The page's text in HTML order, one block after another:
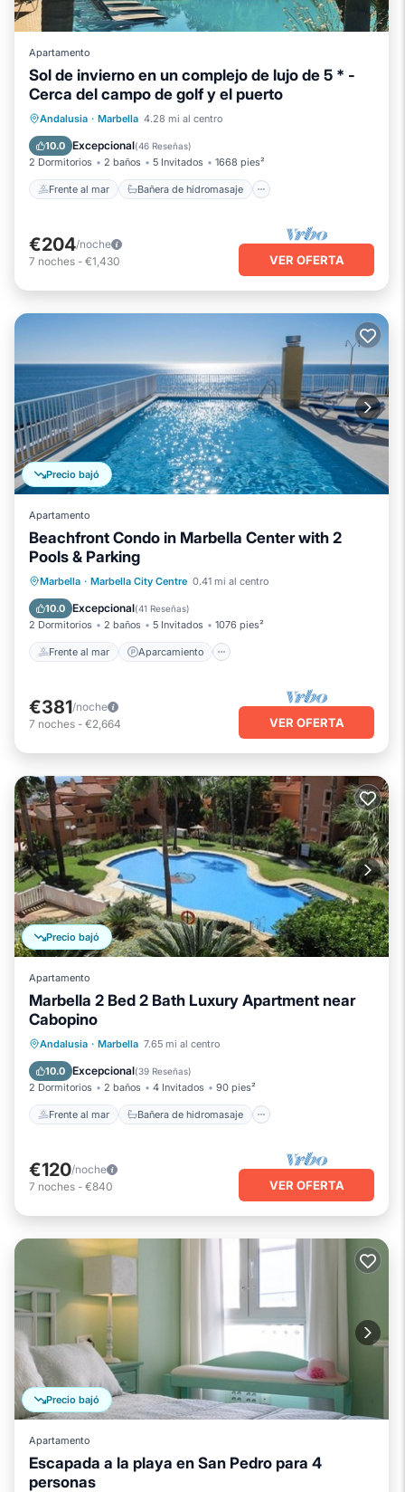
Apartamento
Sol de invierno en un complejo de lujo de 5 * -
Cerca del campo de golf y el puerto
Andalusia · Marbella 4.28 mi al centro
10.0 Excepcional(46 Reseñas)
2 Dormitorios 2 baños 5 Invitados 1668 pies²
Frente al mar Bañera de hidromasaje
Frente al mar
Bañera de hidromasaje
Aparcamiento
€204/noche
7 noches - €1,430 VER OFERTA
Precio bajó
Apartamento
Beachfront Condo in Marbella Center with 2
Pools & Parking
Marbella · Marbella City Centre 0.41 mi al centro
10.0 Excepcional(41 Reseñas)
2 Dormitorios 2 baños 5 Invitados 1076 pies²
Frente al mar Aparcamiento
Frente al mar Aparcamiento
Vista al mar
€381/noche
7 noches - €2,664 VER OFERTA
Precio bajó
Apartamento
Marbella 2 Bed 2 Bath Luxury Apartment near
Cabopino
Andalusia · Marbella 7.65 mi al centro
10.0 Excepcional(39 Reseñas)
2 Dormitorios 2 baños 4 Invitados 90 pies²
Frente al mar Bañera de hidromasaje
Frente al mar
Bañera de hidromasaje
Aparcamiento
€120/noche
7 noches - €840 VER OFERTA
Precio bajó
Apartamento
Escapada a la playa en San Pedro para 4
personas